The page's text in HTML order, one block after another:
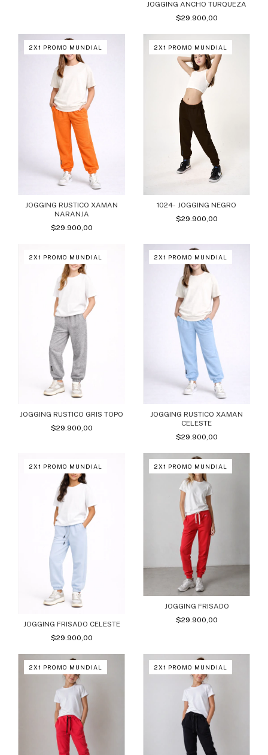
JOGGING ANCHO TURQUEZA
$29.900,00
2X1 PROMO MUNDIAL
JOGGING RUSTICO XAMAN
NARANJA
$29.900,00
2X1 PROMO MUNDIAL
1024- JOGGING NEGRO
$29.900,00
2X1 PROMO MUNDIAL
JOGGING RUSTICO GRIS TOPO
$29.900,00
2X1 PROMO MUNDIAL
JOGGING RUSTICO XAMAN
CELESTE
$29.900,00
2X1 PROMO MUNDIAL
JOGGING FRISADO CELESTE
$29.900,00
2X1 PROMO MUNDIAL
JOGGING FRISADO
$29.900,00
2X1 PROMO MUNDIAL 2X1 PROMO MUNDIAL